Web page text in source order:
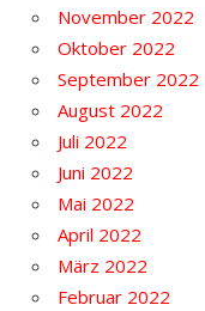
November 2022
Oktober 2022
September 2022
August 2022
Juli 2022
Juni 2022
Mai 2022
April 2022
März 2022
Februar 2022